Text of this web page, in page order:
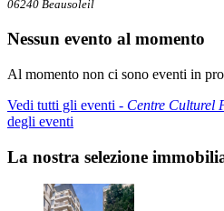
06240 Beausoleil
Nessun evento al momento
Al momento non ci sono eventi in
Vedi tutti gli eventi ‐ Centre Culturel
degli eventi
La nostra selezione